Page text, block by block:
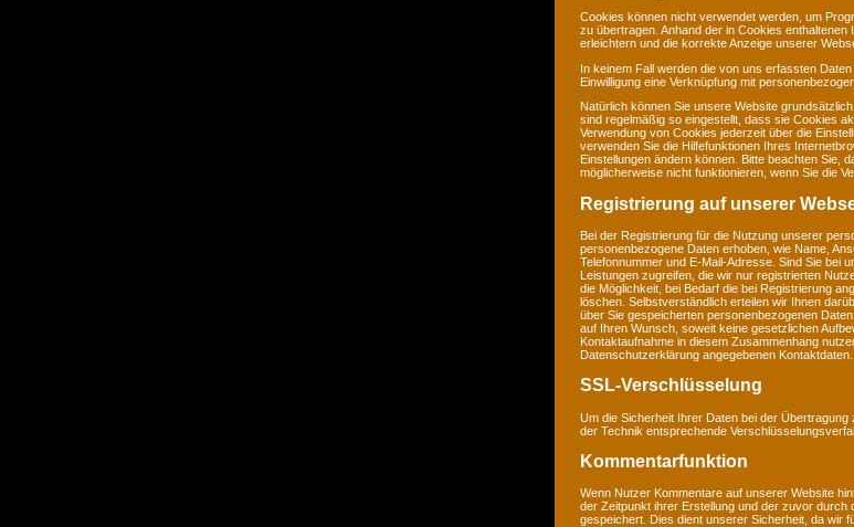
Cookies können nicht verwendet werden, um
zu übertragen. Anhand der in Cookies
erleichtern und die korrekte Anzeige unserer
In keinem Fall werden die von uns erfassten
Einwilligung eine Verknüpfung mit
Natürlich können Sie unsere Website
sind regelmäßig so eingestellt, dass sie Cookies
Verwendung von Cookies jederzeit über die
verwenden Sie die Hilfefunktionen Ihres
Einstellungen ändern können. Bitte beachten Sie,
möglicherweise nicht funktionieren, wenn Sie die
Registrierung auf unserer
Bei der Registrierung für die Nutzung unserer
personenbezogene Daten erhoben, wie Name,
Telefonnummer und E-Mail-Adresse. Sind Sie bei
Leistungen zugreifen, die wir nur registrierten
die Möglichkeit, bei Bedarf die bei Registrierung
löschen. Selbstverständlich erteilen wir Ihnen
über Sie gespeicherten personenbezogenen
auf Ihren Wunsch, soweit keine gesetzlichen
Kontaktaufnahme in diesem Zusammenhang
Datenschutzerklärung angegebenen Kontaktdaten.
SSL-Verschlüsselung
Um die Sicherheit Ihrer Daten bei der
der Technik entsprechende
Kommentarfunktion
Wenn Nutzer Kommentare auf unserer Website
der Zeitpunkt ihrer Erstellung und der zuvor
gespeichert. Dies dient unserer Sicherheit, da wir